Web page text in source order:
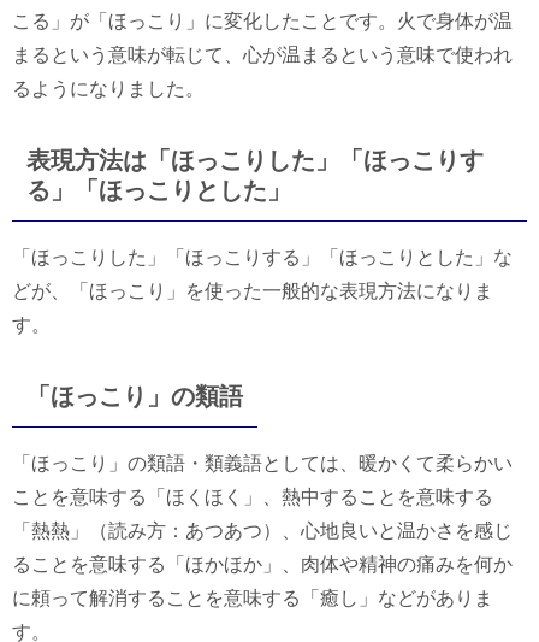
こる」が「ほっこり」に変化したことです。火で身体が温
まるという意味が転じて、心が温まるという意味で使われ
るようになりました。
表現方法は「ほっこりした」「ほっこりす
る」「ほっこりとした」
「ほっこりした」「ほっこりする」「ほっこりとした」な
どが、「ほっこり」を使った一般的な表現方法になりま
す。
「ほっこり」の類語
「ほっこり」の類語・類義語としては、暖かくて柔らかい
ことを意味する「ほくほく」、熱中することを意味する
「熱熱」（読み方：あつあつ）、心地良いと温かさを感じ
ることを意味する「ほかほか」、肉体や精神の痛みを何か
に頼って解消することを意味する「癒し」などがありま
す。